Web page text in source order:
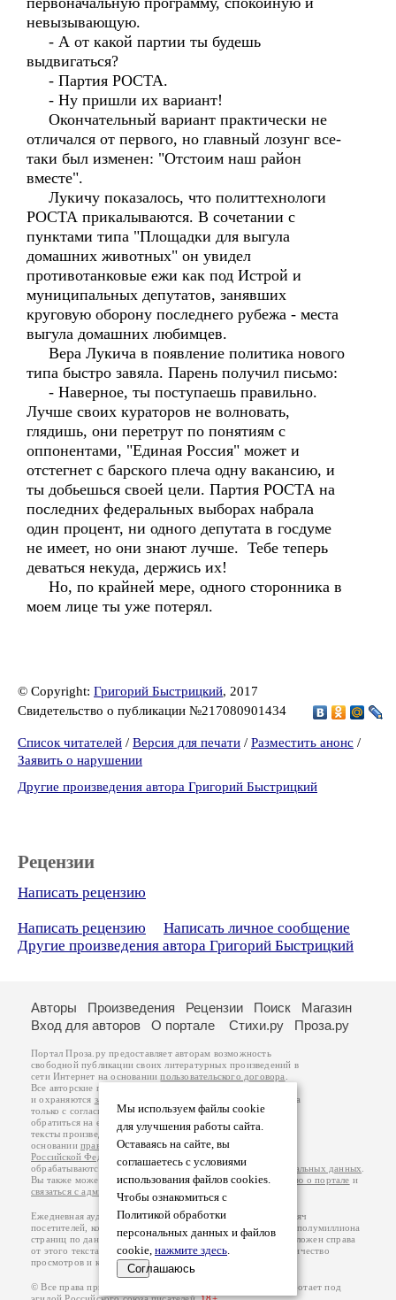
невызывающую.
- А от какой партии ты будешь
выдвигаться?
- Партия РОСТА.
- Ну пришли их вариант!
Окончательный вариант практически не
отличался от первого, но главный лозунг все-
таки был изменен: "Отстоим наш район
вместе".
Лукичу показалось, что политтехнологи
РОСТА прикалываются. В сочетании с
пунктами типа "Площадки для выгула
домашних животных" он увидел
противотанковые ежи как под Истрой и
муниципальных депутатов, занявших
круговую оборону последнего рубежа - места
выгула домашних любимцев.
Вера Лукича в появление политика нового
типа быстро завяла. Парень получил письмо:
- Наверное, ты поступаешь правильно.
Лучше своих кураторов не волновать,
глядишь, они перетрут по понятиям с
оппонентами, "Единая Россия" может и
отстегнет с барского плеча одну вакансию, и
ты добьешься своей цели. Партия РОСТА на
последних федеральных выборах набрала
один процент, ни одного депутата в госдуме
не имеет, но они знают лучше. Тебе теперь
деваться некуда, держись их!
Но, по крайней мере, одного сторонника в
моем лице ты уже потерял.
© Copyright: Григорий Быстрицкий, 2017
Свидетельство о публикации №217080901434
Список читателей / Версия для печати / Разместить анонс /
Заявить о нарушении
Другие произведения автора Григорий Быстрицкий
Рецензии
Написать рецензию
Написать рецензию
Написать личное сообщение
Другие произведения автора Григорий Быстрицкий
Мы используем файлы cookie
для улучшения работы сайта.
Оставаясь на сайте, вы
соглашаетесь с условиями
использования файлов cookies.
Чтобы ознакомиться с
Политикой обработки
персональных данных и файлов
cookie, нажмите здесь.
Соглашаюсь
Авторы Произведения Рецензии Поиск
Магазин
Вход для авторов
О портале Стихи.ру Проза.ру
Портал Проза.ру предоставляет авторам возможность
свободной публикации своих литературных произведений в
сети Интернет на основаниипользовательского договора
Все авторские права на произведения принадлежат авторам
и охраняются законом
. Перепечатка произведений возможна
только с согласия его автора, к которому вы можете
обратиться на его авторской странице. Ответственность за
тексты произведений авторы несут самостоятельно на
основанииправил публикацииизаконодательства
Российской Федерации
обрабатываются на основанииПолитики обработки персональных данных
Вы также можете посмотреть более подробнуюинформацию о портале и
связаться с администрацией
Ежедневная аудитория портала Проза.ру – порядка 100 тысяч
посетителей, которые в общей сумме просматривают более полумиллиона
страниц по данным счетчика посещаемости, который расположен справа
от этого текста. В каждой графе указано по две цифры: количество
просмотров и количество посетителей.
© Все права принадлежат авторам, 2000-2026. Портал работает под